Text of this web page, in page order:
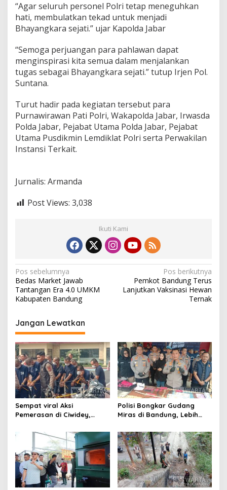
y
a
n
a
r
a
-
7
6
T
a
“Agar seluruh personel Polri tetap meneguhkan
hati, membulatkan tekad untuk menjadi
Bhayangkara sejati.” ujar Kapolda Jabar
“Semoga perjuangan para pahlawan dapat
menginspirasi kita semua dalam menjalankan
tugas sebagai Bhayangkara sejati.” tutup Irjen Pol.
Suntana.
Turut hadir pada kegiatan tersebut para
Purnawirawan Pati Polri, Wakapolda Jabar, Irwasda
Polda Jabar, Pejabat Utama Polda Jabar, Pejabat
Utama Pusdikmin Lemdiklat Polri serta Perwakilan
Instansi Terkait.
Jurnalis: Armanda
Post Views: 3,038
Ikuti Kami
N
a
v
i
g
a
s
i
p
o
s
Pos sebelumnya
Bedas Market Jawab
Tantangan Era 4.0 UMKM
Kabupaten Bandung
Pos berikutnya
Pemkot Bandung Terus
Lanjutkan Vaksinasi Hewan
Ternak
Jangan Lewatkan
Sempat viral Aksi
Pemerasan di Ciwidey,
Pelaku
Polisi Bongkar Gudang
Miras di Bandung, Lebih